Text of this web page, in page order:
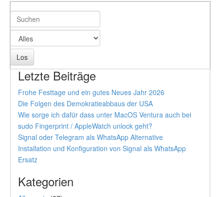
Letzte Beiträge
Frohe Festtage und ein gutes Neues Jahr 2026
Die Folgen des Demokratieabbaus der USA
Wie sorge ich dafür dass unter MacOS Ventura auch bei
sudo Fingerprint / AppleWatch unlock geht?
Signal oder Telegram als WhatsApp Alternative
Installation und Konfiguration von Signal als WhatsApp
Ersatz
Kategorien